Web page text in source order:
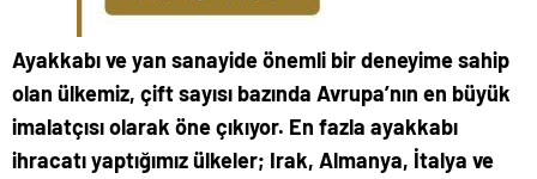
Ayakkabı ve yan sanayide önemli bir deneyime sahip
olan ülkemiz, çift sayısı bazında Avrupa’nın en büyük
imalatçısı olarak öne çıkıyor. En fazla ayakkabı
ihracatı yaptığımız ülkeler; Irak, Almanya, İtalya ve